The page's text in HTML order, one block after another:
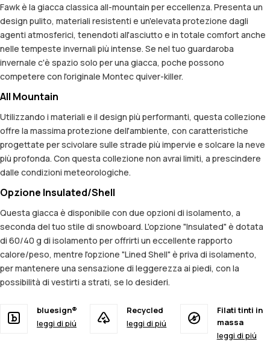
Fawk è la giacca classica all-mountain per eccellenza. Presenta un
design pulito, materiali resistenti e un'elevata protezione dagli
agenti atmosferici, tenendoti all'asciutto e in totale comfort anche
nelle tempeste invernali più intense. Se nel tuo guardaroba
invernale c'è spazio solo per una giacca, poche possono
competere con l'originale Montec quiver-killer.
All Mountain
Utilizzando i materiali e il design più performanti, questa collezione
offre la massima protezione dell'ambiente, con caratteristiche
progettate per scivolare sulle strade più impervie e solcare la neve
più profonda. Con questa collezione non avrai limiti, a prescindere
dalle condizioni meteorologiche.
Opzione Insulated/Shell
Questa giacca è disponibile con due opzioni di isolamento, a
seconda del tuo stile di snowboard. L'opzione "Insulated" è dotata
di 60/40 g di isolamento per offrirti un eccellente rapporto
calore/peso, mentre l'opzione "Lined Shell" è priva di isolamento,
per mantenere una sensazione di leggerezza ai piedi, con la
possibilità di vestirti a strati, se lo desideri.
bluesign®
leggi di piú
Recycled
leggi di piú
Filati tinti in
massa
leggi di piú